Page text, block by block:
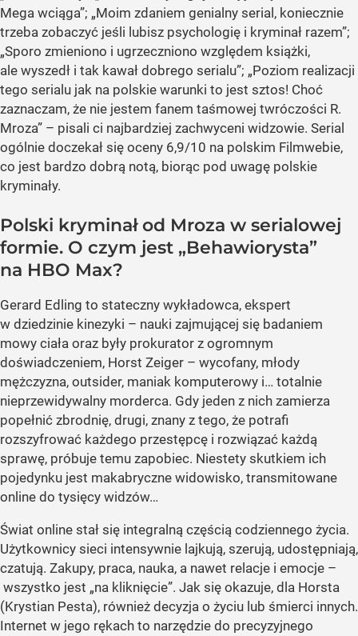
Mega wciąga”; „Moim zdaniem genialny serial, koniecznie
trzeba zobaczyć jeśli lubisz psychologię i kryminał razem”;
„Sporo zmieniono i ugrzeczniono względem książki,
ale wyszedł i tak kawał dobrego serialu”; „Poziom realizacji
tego serialu jak na polskie warunki to jest sztos! Choć
zaznaczam, że nie jestem fanem taśmowej twróczości R.
Mroza” – pisali ci najbardziej zachwyceni widzowie. Serial
ogólnie doczekał się oceny 6,9/10 na polskim Filmwebie,
co jest bardzo dobrą notą, biorąc pod uwagę polskie
kryminały.
Polski kryminał od Mroza w serialowej
formie. O czym jest „Behawiorysta”
na HBO Max?
Gerard Edling to stateczny wykładowca, ekspert
w dziedzinie kinezyki – nauki zajmującej się badaniem
mowy ciała oraz były prokurator z ogromnym
doświadczeniem, Horst Zeiger – wycofany, młody
mężczyzna, outsider, maniak komputerowy i… totalnie
nieprzewidywalny morderca. Gdy jeden z nich zamierza
popełnić zbrodnię, drugi, znany z tego, że potrafi
rozszyfrować każdego przestępcę i rozwiązać każdą
sprawę, próbuje temu zapobiec. Niestety skutkiem ich
pojedynku jest makabryczne widowisko, transmitowane
online do tysięcy widzów…
Świat online stał się integralną częścią codziennego życia.
Użytkownicy sieci intensywnie lajkują, szerują, udostępniają,
czatują. Zakupy, praca, nauka, a nawet relacje i emocje –
wszystko jest „na kliknięcie”. Jak się okazuje, dla Horsta
(Krystian Pesta), również decyzja o życiu lub śmierci innych.
Internet w jego rękach to narzędzie do precyzyjnego